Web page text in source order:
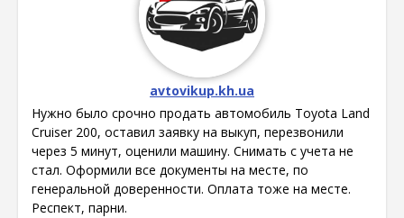
avtovikup.kh.ua
Нужно было срочно продать автомобиль Toyota Land
Cruiser 200, оставил заявку на выкуп, перезвонили
через 5 минут, оценили машину. Снимать с учета не
стал. Оформили все документы на месте, по
генеральной доверенности. Оплата тоже на месте.
Респект, парни.